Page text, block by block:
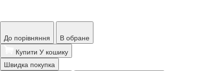
До порівняння
В обране
Купити У кошику
Швидка покупка